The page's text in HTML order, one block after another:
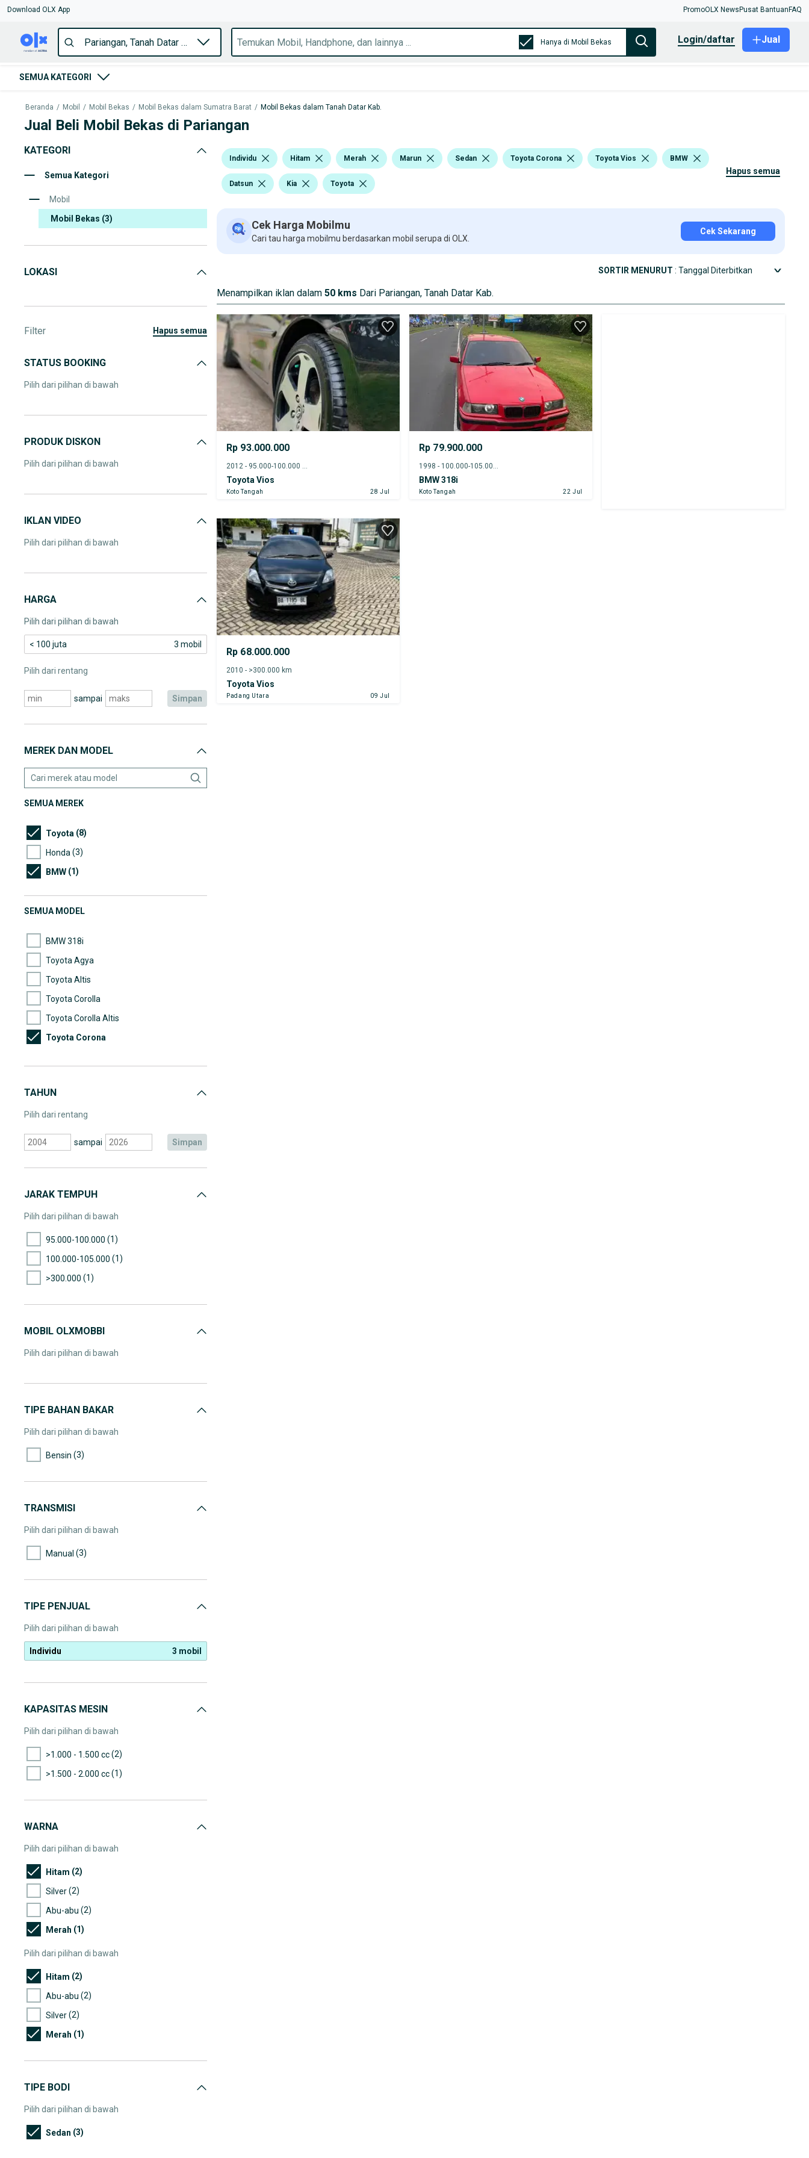
Download OLX App PromoOLX News Pusat Bantuan FAQ
Hanya di Mobil Bekas login/daftar Jual
SEMUA KATEGORI
Beranda / Mobil / Mobil Bekas / Mobil Bekas dalam Sumatra Barat / Mobil Bekas dalam Tanah Datar Kab.
Jual Beli Mobil Bekas di Pariangan
KATEGORI
Semua Kategori
Mobil
Mobil Bekas (3)
LOKASI
Filter hapus semua
STATUS BOOKING
Pilih dari pilihan di bawah
PRODUK DISKON
Pilih dari pilihan di bawah
IKLAN VIDEO
Pilih dari pilihan di bawah
HARGA
Pilih dari pilihan di bawah
< 100 juta 3 mobil
Pilih dari rentang
sampai simpan
MEREK DAN MODEL
SEMUA MEREK
Toyota (8)
Honda (3)
BMW (1)
SEMUA MODEL
BMW 318i
Toyota Agya
Toyota Altis
Toyota Corolla
Toyota Corolla Altis
Toyota Corona
TAHUN
Pilih dari rentang
sampai simpan
JARAK TEMPUH
Pilih dari pilihan di bawah
95.000-100.000 (1)
100.000-105.000 (1)
>300.000 (1)
MOBIL OLXMOBBI
Pilih dari pilihan di bawah
TIPE BAHAN BAKAR
Pilih dari pilihan di bawah
Bensin (3)
TRANSMISI
Pilih dari pilihan di bawah
Manual (3)
TIPE PENJUAL
Pilih dari pilihan di bawah
Individu 3 mobil
KAPASITAS MESIN
Pilih dari pilihan di bawah
>1.000 - 1.500 cc(2)
>1.500 - 2.000 cc(1)
WARNA
Pilih dari pilihan di bawah
Hitam (2)
Silver(2)
Abu-abu (2)
Merah (1)
Pilih dari pilihan di bawah
Hitam (2)
Abu-abu (2)
Silver(2)
Merah (1)
TIPE BODI
Pilih dari pilihan di bawah
Sedan (3)
Individu Hitam Merah Marun Sedan Toyota Corona Toyota Vios BMW
Datsun Kia Toyota
hapus semua
Cek Harga Mobilmu
Cari tau harga mobilmu berdasarkan mobil serupa di OLX.
Cek Sekarang
SORTIR MENURUT : Tanggal Diterbitkan
Menampilkan iklan dalam 50 kms Dari Pariangan, Tanah Datar Kab.
Rp 93.000.000
Toyota Vios
Koto Tangah 28 Jul
Rp 79.900.000
BMW 318i
Koto Tangah 22 Jul
Rp 68.000.000
2010 - >300.000 km
Toyota Vios
Padang Utara 09 Jul